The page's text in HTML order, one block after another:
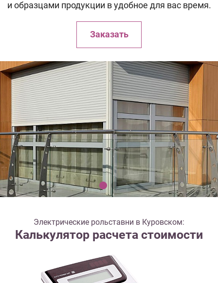
и образцами продукции в удобное для вас время.
Заказать
Электрические рольставни в Куровском:
Калькулятор расчета стоимости